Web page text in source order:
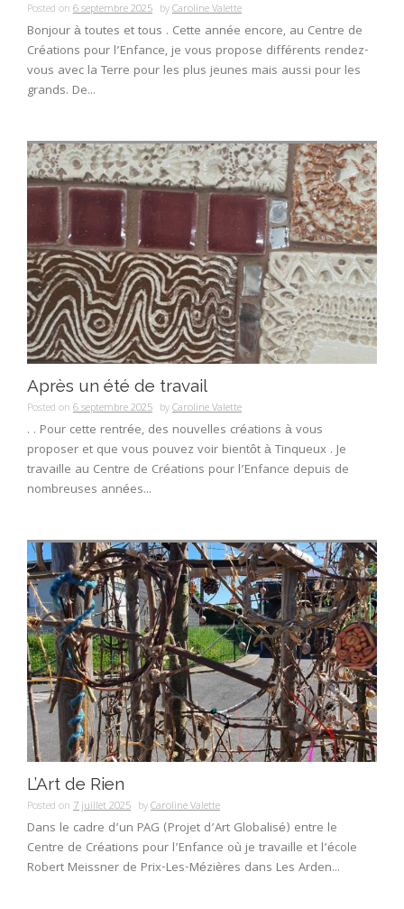
Posted on 6 septembre 2025 byCaroline Valette
Bonjour à toutes et tous . Cette année encore, au Centre de
Créations pour l’Enfance, je vous propose différents rendez-
vous avec la Terre pour les plus jeunes mais aussi pour les
grands. De...
Après un été de travail
Posted on 6 septembre 2025 byCaroline Valette
. . Pour cette rentrée, des nouvelles créations à vous
proposer et que vous pouvez voir bientôt à Tinqueux . Je
travaille au Centre de Créations pour l’Enfance depuis de
nombreuses années...
L’Art de Rien
Posted on 7 juillet 2025 byCaroline Valette
Dans le cadre d’un PAG (Projet d’Art Globalisé) entre le
Centre de Créations pour l’Enfance où je travaille et l’école
Robert Meissner de Prix-Les-Mézières dans Les Arden...